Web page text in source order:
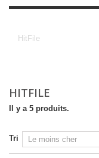
HitFile
HITFILE
Il y a 5 produits.
Tri